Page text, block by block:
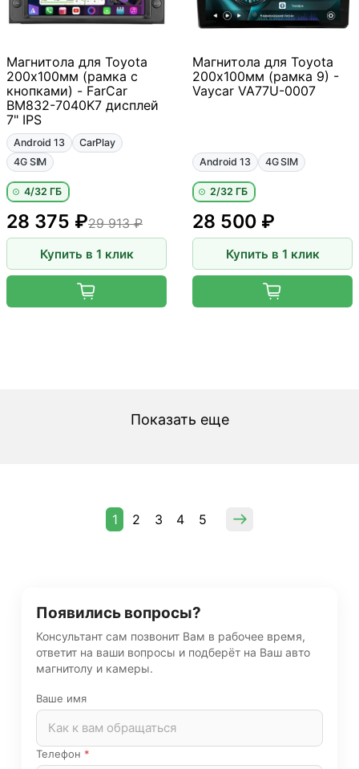
Магнитола для Toyota
200х100мм (рамка с
кнопками) - FarCar
BM832-7040K7 дисплей
7" IPS
Android 13
CarPlay
4G SIM
4/32 ГБ
29 913 ₽
28 375 ₽
Купить в 1 клик
Магнитола для Toyota
200х100мм (рамка 9) -
Vaycar VA77U-0007
Android 13 4G SIM
2/32 ГБ
28 500 ₽
Купить в 1 клик
Показать еще
1 2 3 4 5
Появились вопросы?
Консультант сам позвонит Вам в рабочее время,
ответит на ваши вопросы и подберёт на Ваш авто
магнитолу и камеры.
Ваше имя
Телефон *